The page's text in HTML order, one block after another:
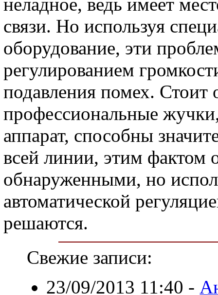
связи. Но используя
оборудование, эти
регулированием
подавления помех. Стоит
профессиональные
аппарат, способны
всей линии, этим фактом
обнаруженными, но
автоматической
решаются.
Свежие записи:
23/09/2013 11:40 -